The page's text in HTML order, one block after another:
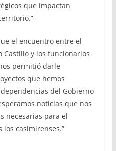
que impactan
el encuentro entre el
Castillo y los funcionarios
permitió darle
que hemos
del Gobierno
noticias que nos
necesarias para el
casimirenses.”